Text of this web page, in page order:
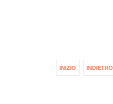
INIZIO INDIETRO